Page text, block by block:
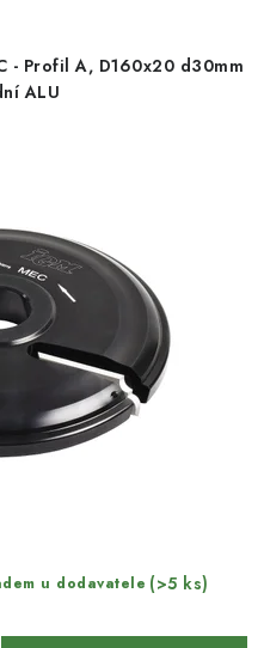
- Profil A, D160x20 d30mm
ALU
u dodavatele (>5 ks)